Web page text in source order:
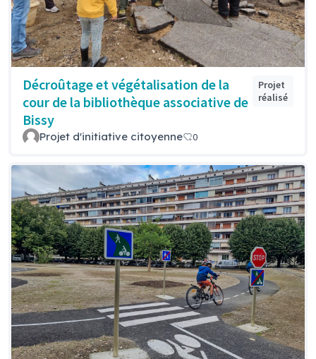
Décroûtage et végétalisation de la
cour de la bibliothèque associative de
Bissy
Projet
réalisé
Projet d'initiative citoyenne 0